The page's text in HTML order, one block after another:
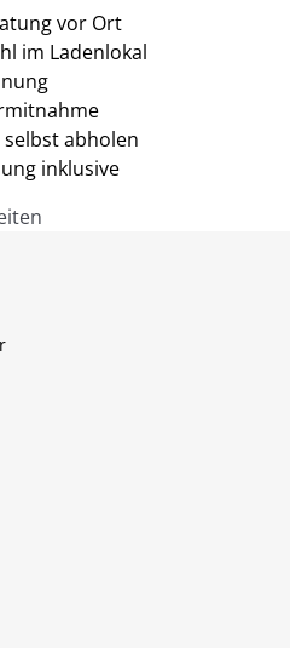
vor Ort
im Ladenlokal
abholen
inklusive